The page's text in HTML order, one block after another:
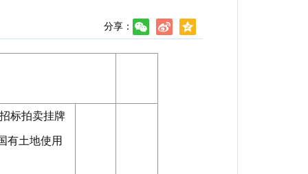
分享：
标拍卖挂牌
有土地使用